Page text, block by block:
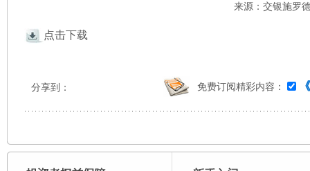
来源：交银施罗
点击下载
分享到： 免费订阅精彩内容：